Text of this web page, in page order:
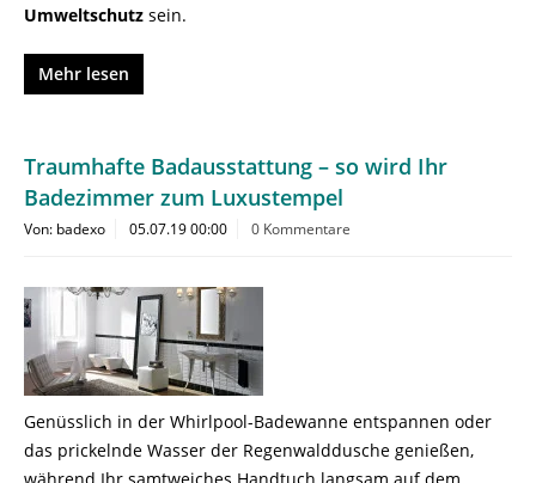
Umweltschutz sein.
Mehr lesen
Traumhafte Badausstattung – so wird Ihr
Badezimmer zum Luxustempel
Von: badexo 05.07.19 00:00 0 Kommentare
Genüsslich in der Whirlpool-Badewanne entspannen oder
das prickelnde Wasser der Regenwalddusche genießen,